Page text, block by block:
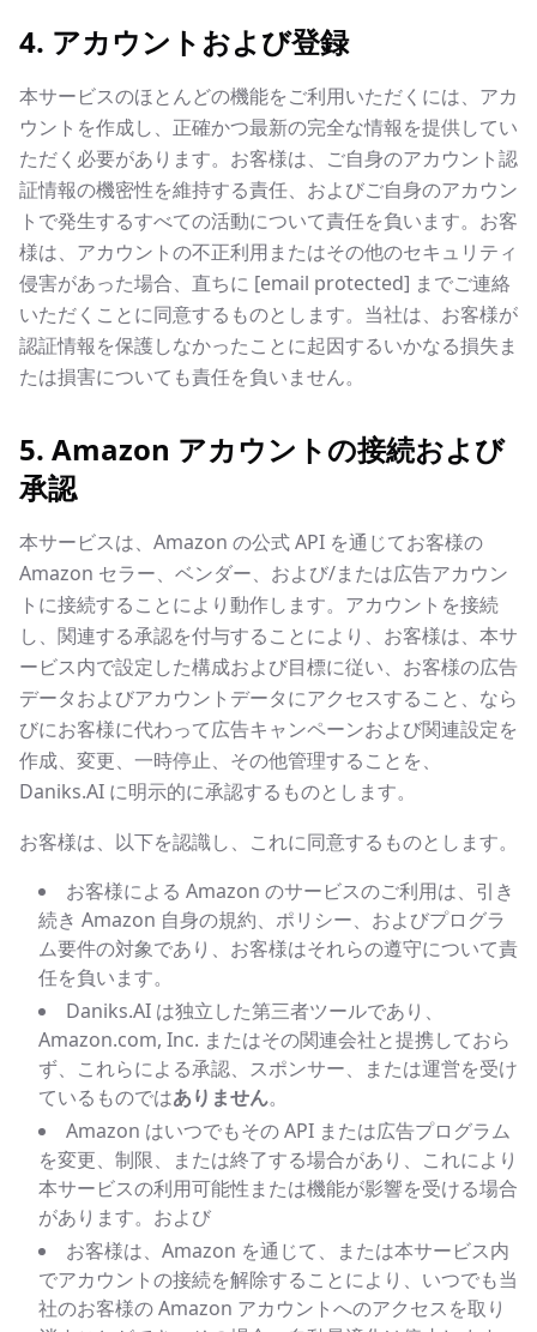
4. アカウントおよび登録
本サービスのほとんどの機能をご利用いただくには、アカ
ウントを作成し、正確かつ最新の完全な情報を提供してい
ただく必要があります。お客様は、ご自身のアカウント認
証情報の機密性を維持する責任、およびご自身のアカウン
トで発生するすべての活動について責任を負います。お客
様は、アカウントの不正利用またはその他のセキュリティ
侵害があった場合、直ちに [email protected] までご連絡
いただくことに同意するものとします。当社は、お客様が
認証情報を保護しなかったことに起因するいかなる損失ま
たは損害についても責任を負いません。
5. Amazon アカウントの接続および
承認
本サービスは、Amazon の公式 API を通じてお客様の
Amazon セラー、ベンダー、および/または広告アカウン
トに接続することにより動作します。アカウントを接続
し、関連する承認を付与することにより、お客様は、本サ
ービス内で設定した構成および目標に従い、お客様の広告
データおよびアカウントデータにアクセスすること、なら
びにお客様に代わって広告キャンペーンおよび関連設定を
作成、変更、一時停止、その他管理することを、
Daniks.AI に明示的に承認するものとします。
お客様は、以下を認識し、これに同意するものとします。
お客様による Amazon のサービスのご利用は、引き
続き Amazon 自身の規約、ポリシー、およびプログラ
ム要件の対象であり、お客様はそれらの遵守について責
任を負います。
Daniks.AI は独立した第三者ツールであり、
Amazon.com, Inc. またはその関連会社と提携しておら
ず、これらによる承認、スポンサー、または運営を受け
ているものではありません。
Amazon はいつでもその API または広告プログラム
を変更、制限、または終了する場合があり、これにより
本サービスの利用可能性または機能が影響を受ける場合
があります。および
お客様は、Amazon を通じて、または本サービス内
でアカウントの接続を解除することにより、いつでも当
社のお客様の Amazon アカウントへのアクセスを取り